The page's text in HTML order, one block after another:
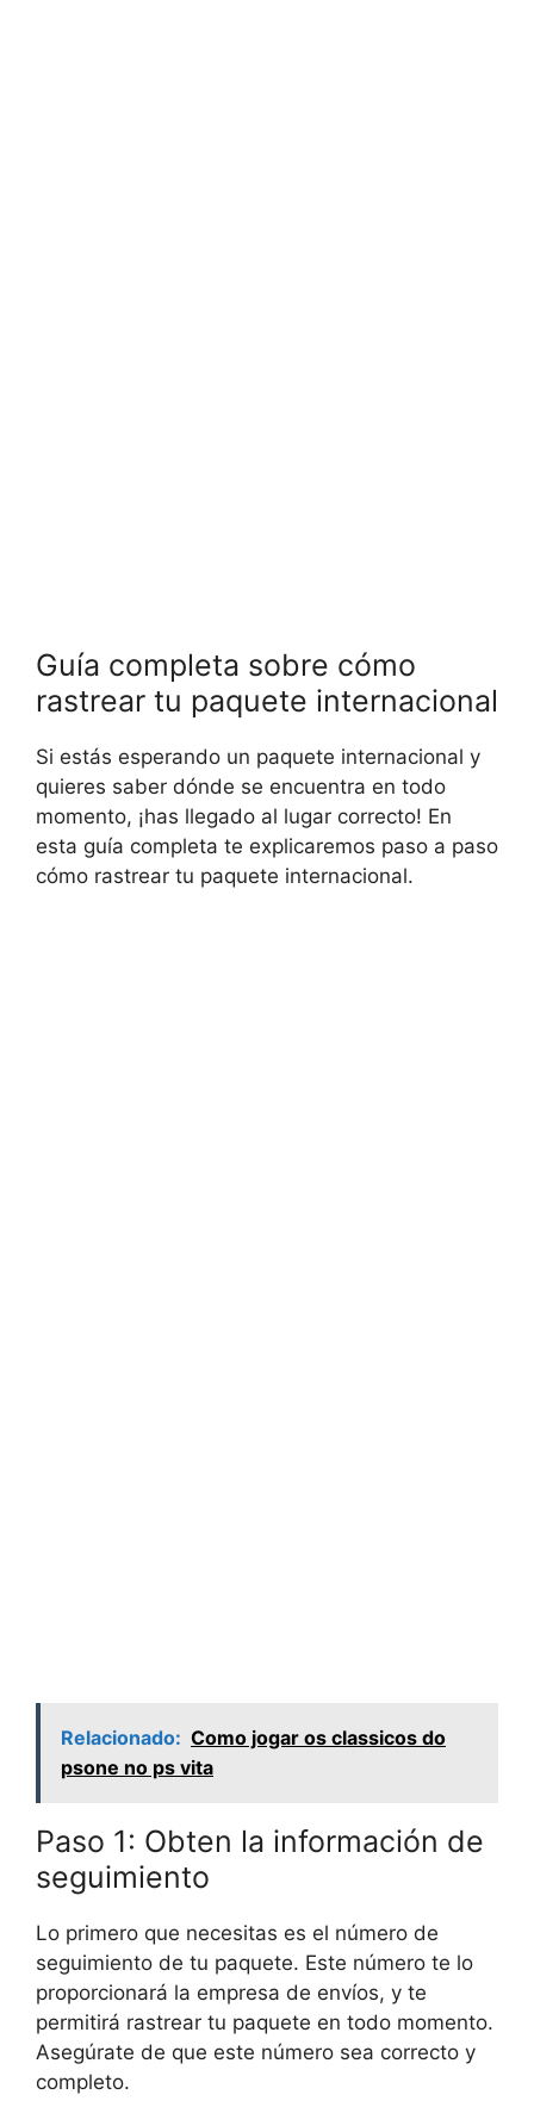
Guía completa sobre cómo
rastrear tu paquete internacional
Si estás esperando un paquete internacional y
quieres saber dónde se encuentra en todo
momento, ¡has llegado al lugar correcto! En
esta guía completa te explicaremos paso a paso
cómo rastrear tu paquete internacional.
Relacionado: Como jogar os classicos do
psone no ps vita
Paso 1: Obten la información de
seguimiento
Lo primero que necesitas es el número de
seguimiento de tu paquete. Este número te lo
proporcionará la empresa de envíos, y te
permitirá rastrear tu paquete en todo momento.
Asegúrate de que este número sea correcto y
completo.